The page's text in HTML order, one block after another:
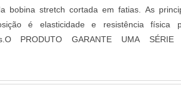
bobina stretch cortada em fatias. As
é elasticidade e resistência física
PRODUTO GARANTE UMA SÉRIE
pode ser utilizada para a embalagem
alimentos, higiene, farmacêuticos,
contidos na elaboração podem compactar